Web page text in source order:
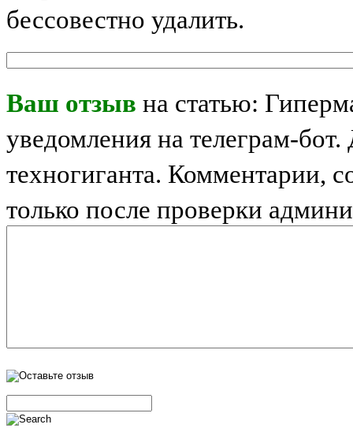
бессовестно удалить.
Ваш отзыв на статью:
уведомления на телеграм-
техногиганта. Комментарии,
только после проверки